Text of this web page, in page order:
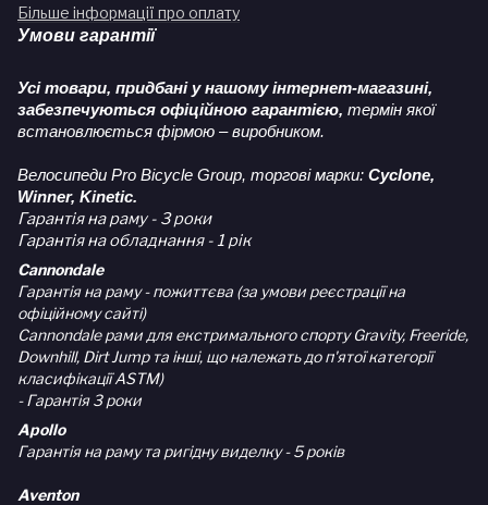
Більше інформації про оплату
Умови гарантії
Усі товари, придбані у нашому інтернет-магазині,
забезпечуються офіційною гарантією, термін якої
встановлюється фірмою – виробником.
Велосипеди Pro Bicycle Group, торгові марки: Cyclone,
Winner, Kinetic.
Гарантія на раму - 3 роки
Гарантія на обладнання - 1 рік
Cannondale
Гарантія на раму - пожиттєва (за умови реєстрації на
офіційному сайті)
Cannondale рами для екстримального спорту Gravity, Freeride,
Downhill, Dirt Jump та інші, що належать до п'ятої категорії
класифікації ASTM)
- Гарантія 3 роки
Apollo
Гарантія на раму та ригідну виделку - 5 років
Aventon